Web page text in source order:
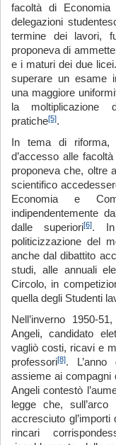
facoltà di
delegazioni
termine dei lavori,
proponeva di
e i maturi dei due
superare un esame
una maggiore
la moltiplicazione
pratiche[5].
In tema di riforma,
d’accesso alle
proponeva che, oltre
scientifico
Economia e
indipendentemente
dalle superiori[6]. In
politicizzazione del
anche dal dibattito
studi, alle annuali
Circolo, in
quella degli Studenti
Nell’inverno 1950-
Angeli, candidato
vagliò costi, ricavi e
professori[8]. L’anno
assieme ai compagni
Angeli contestò
legge che,
accresciuto gl’importi
rincari